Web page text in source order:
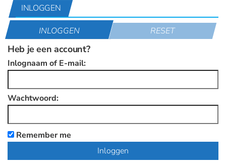
INLOGGEN
INLOGGEN RESET
Heb je een account?
Inlognaam of E-mail:
Wachtwoord:
Remember me